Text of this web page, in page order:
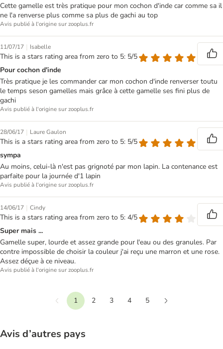
Cette gamelle est très pratique pour mon cochon d'inde car comme sa il
ne l'a renverse plus comme sa plus de gachi au top
Avis publié à l'origine sur zooplus.fr
11/07/17 | Isabelle
This is a stars rating area from zero to 5: 5/5
Pour cochon d'inde
Très pratique je les commander car mon cochon d'inde renverser toutu
le temps seson gamelles mais grâce à cette gamelle ses fini plus de
gachi
Avis publié à l'origine sur zooplus.fr
28/06/17 | Laure Gaulon
This is a stars rating area from zero to 5: 5/5
sympa
Au moins, celui-là n'est pas grignoté par mon lapin. La contenance est
parfaite pour la journée d'1 lapin
Avis publié à l'origine sur zooplus.fr
14/06/17 | Cindy
This is a stars rating area from zero to 5: 4/5
Super mais ...
Gamelle super, lourde et assez grande pour l'eau ou des granules. Par
contre impossible de choisir la couleur j'ai reçu une marron et une rose.
Assez déçue à ce niveau.
Avis publié à l'origine sur zooplus.fr
Précédent
1 2 3 4
5
Avis d’autres pays